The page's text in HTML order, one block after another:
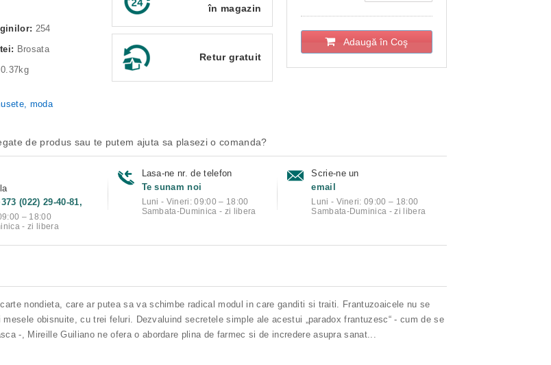
254
Brosata
0.37kg
moda
în magazin
Retur gratuit
Adaugă în Coş
de produs sau te putem ajuta sa plasezi o comanda?
(022) 29-40-81,
– 18:00
- zi libera
Lasa-ne nr. de telefon
Te sunam noi
Luni - Vineri: 09:00 – 18:00
Sambata-Duminica - zi libera
Scrie-ne un
email
Luni - Vineri: 09:00 – 18:00
Sambata-Duminica - zi libera
nondieta, care ar putea sa va schimbe radical modul in care ganditi si traiti. Frantuzoaicele nu se
obisnuite, cu trei feluri. Dezvaluind secretele simple ale acestui „paradox frantuzesc“ - cum de se
-, Mireille Guiliano ne ofera o abordare plina de farmec si de incredere asupra sanat...